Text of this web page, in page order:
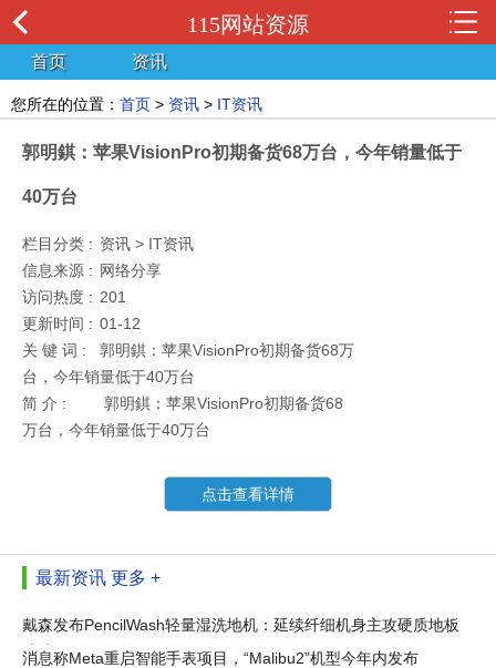
115网站资源
首页 资讯
您所在的位置： 首页 > 资讯 > IT资讯
郭明錤：苹果VisionPro初期备货68万台，今年销量低于
40万台
栏目分类 : 资讯 > IT资讯
信息来源 : 网络分享
访问热度 : 201
更新时间 : 01-12
关 键 词 :
郭明錤：苹果VisionPro初期备货68万
台，今年销量低于40万台
简 介 :
郭明錤：苹果VisionPro初期备货68
万台，今年销量低于40万台
点击查看详情
最新资讯 更多 +
戴森发布PencilWash轻量湿洗地机：延续纤细机身主攻硬质地板
清洁
消息称Meta重启智能手表项目，“Malibu2”机型今年内发布